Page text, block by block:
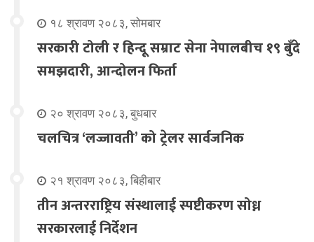
१८ श्रावण २०८३, सोमबार
सरकारी टोली र हिन्दू सम्राट सेना नेपालबीच १९ बुँदे
समझदारी, आन्दोलन फिर्ता
२० श्रावण २०८३, बुधबार
चलचित्र ‘लज्जावती’ को ट्रेलर सार्वजनिक
२१ श्रावण २०८३, बिहीबार
तीन अन्तरराष्ट्रिय संस्थालाई स्पष्टीकरण सोध्न
सरकारलाई निर्देशन